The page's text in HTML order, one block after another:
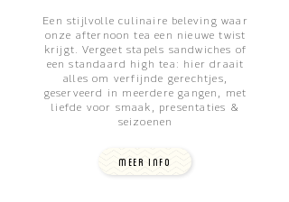
Een stijlvolle culinaire beleving waar
onze afternoon tea een nieuwe twist
krijgt. Vergeet stapels sandwiches of
een standaard high tea: hier draait
alles om verfijnde gerechtjes,
geserveerd in meerdere gangen, met
liefde voor smaak, presentaties &
seizoenen
MEER INFO